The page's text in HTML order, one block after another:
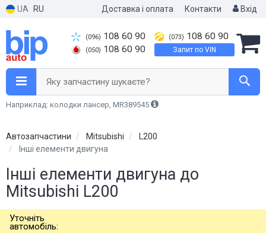
UA RU Доставка і оплата Контакти Вхід
(096) 108 60 90
(050) 108 60 90
(073) 108 60 90
Запит по VIN
Яку запчастину шукаєте?
Наприклад: колодки лансер, MR389545
Автозапчастини Mitsubishi
L200
Інші елементи двигуна
Інші елементи двигуна до
Mitsubishi L200
Уточніть
автомобіль: